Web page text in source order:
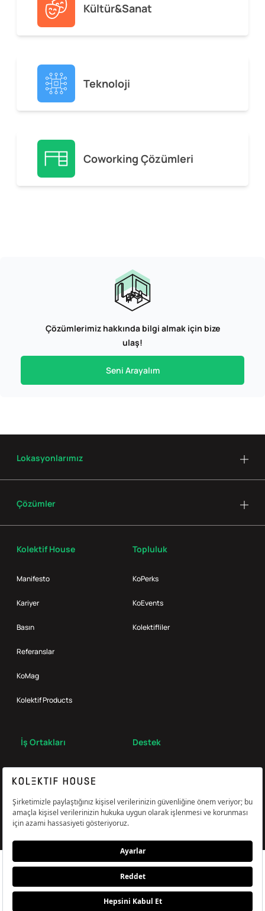
Kültür&Sanat
Teknoloji
Coworking Çözümleri
Çözümlerimiz hakkında bilgi almak için bize
ulaş!
Seni Arayalım
Kolektif House
Manifesto
Kariyer
Basın
Referanslar
KoMag
Kolektif Products
Topluluk
KoPerks
KoEvents
Kolektifliler
İş Ortakları Destek
Lokasyonlarımız
Çözümler
Çerez Tercihlerini Yönetin